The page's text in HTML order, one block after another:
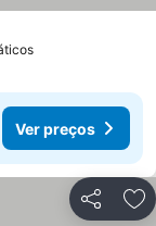
Ver preços
Partilhar